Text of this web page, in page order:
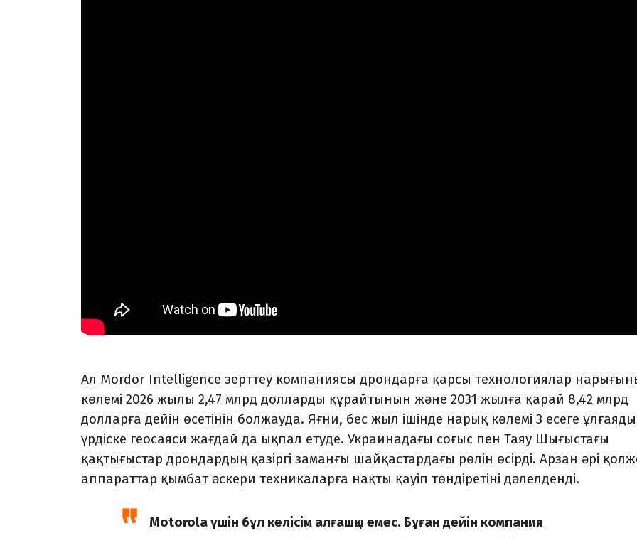
Ал Mordor Intelligence зерттеу компаниясы дрондарға қарсы технологиялар
көлемі 2026 жылы 2,47 млрд долларды құрайтынын және 2031 жылға қарай 8,42 млрд
долларға дейін өсетінін болжауда. Яғни, бес жыл ішінде нарық көлемі 3 есеге
үрдіске геосаяси жағдай да ықпал етуде. Украинадағы соғыс пен Таяу Шығыстағы
қақтығыстар дрондардың қазіргі заманғы шайқастардағы рөлін өсірді. Арзан әрі
аппараттар қымбат әскери техникаларға нақты қауіп төндіретіні дәлелденді.
Motorola үшін бұл келісім алғашқы емес. Бұған дейін компания